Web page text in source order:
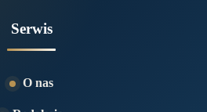
Serwis
O nas